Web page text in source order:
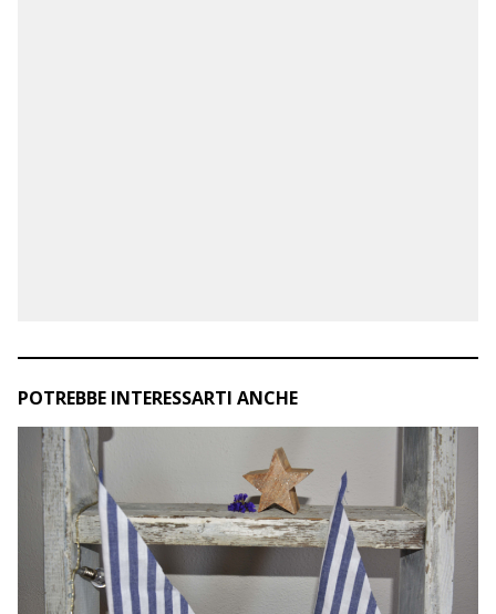
POTREBBE INTERESSARTI ANCHE